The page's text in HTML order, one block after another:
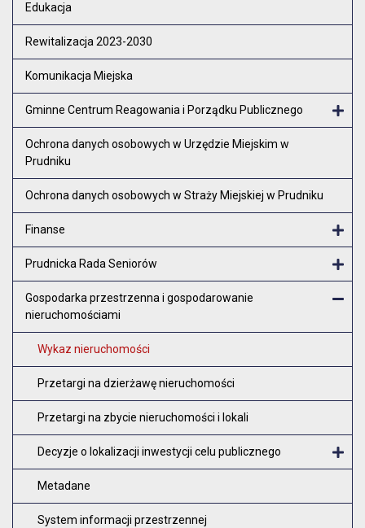
Edukacja
Rewitalizacja 2023-2030
Komunikacja Miejska
Gminne Centrum Reagowania i Porządku Publicznego
Ochrona danych osobowych w Urzędzie Miejskim w
Prudniku
Ochrona danych osobowych w Straży Miejskiej w Prudniku
Finanse
Prudnicka Rada Seniorów
Gospodarka przestrzenna i gospodarowanie
nieruchomościami
Wykaz nieruchomości
Przetargi na dzierżawę nieruchomości
Przetargi na zbycie nieruchomości i lokali
Decyzje o lokalizacji inwestycji celu publicznego
Metadane
System informacji przestrzennej